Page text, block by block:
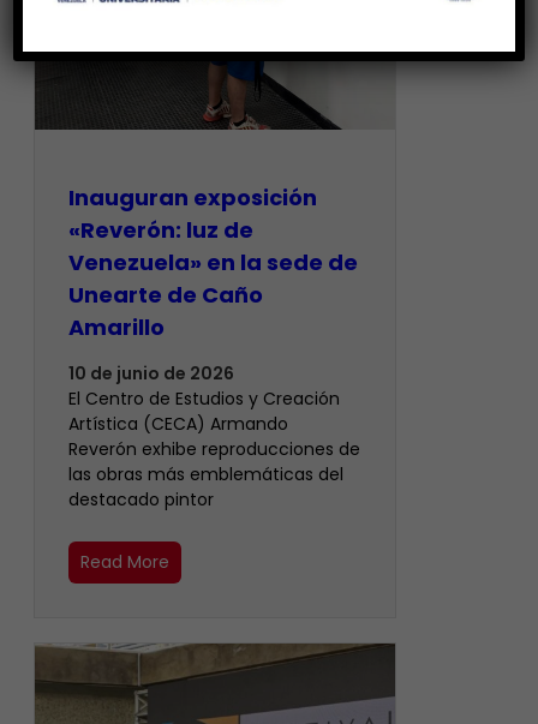
Inauguran exposición
«Reverón: luz de
Venezuela» en la sede de
Unearte de Caño
Amarillo
10 de junio de 2026
El Centro de Estudios y Creación
Artística (CECA) Armando
Reverón exhibe reproducciones de
las obras más emblemáticas del
destacado pintor
Read More